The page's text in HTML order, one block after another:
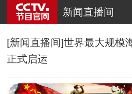
新闻直播间
[新闻直播间]世界最大规模
正式启运